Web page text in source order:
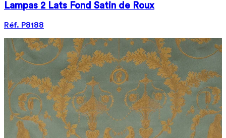
Lampas 2 Lats Fond Satin de Roux
Réf. P8188